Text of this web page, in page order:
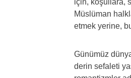
için, koşullara,
Müslüman
etmek yerine,
Günümüz
derin sefaleti